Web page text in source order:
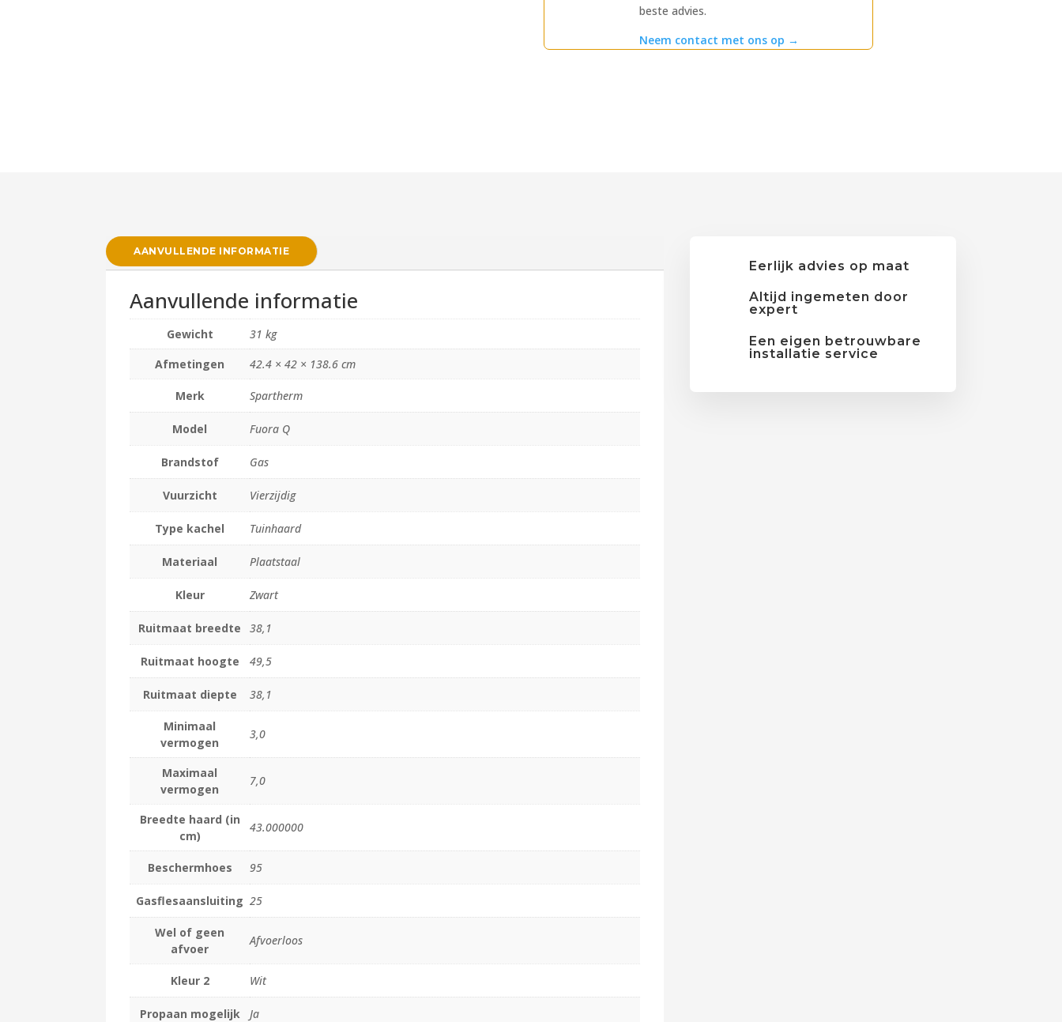
beste advies.
Neem contact met ons op →
AANVULLENDE INFORMATIE
Aanvullende informatie
Gewicht
31 kg
Afmetingen
42.4 × 42 × 138.6 cm
Merk Spartherm
Model Fuora Q
Brandstof Gas
Vuurzicht Vierzijdig
Type kachel Tuinhaard
Materiaal Plaatstaal
Kleur Zwart
Ruitmaat breedte 38,1
Ruitmaat hoogte 49,5
Ruitmaat diepte 38,1
Minimaal
vermogen
3,0
Maximaal
vermogen
7,0
Breedte haard (in
cm)
43.000000
Beschermhoes 95
Gasflesaansluiting 25
Wel of geen
afvoer
Afvoerloos
Kleur 2 Wit
Propaan mogelijk Ja
Eerlijk advies op maat
Altijd ingemeten door
expert
Een eigen betrouwbare
installatie service